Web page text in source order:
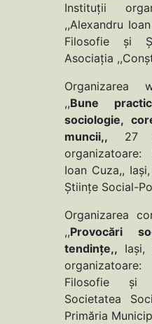
Instituţii
,,Alexandru
Filosofie şi
Asociația
Organizarea
,,Bune
sociologie,
muncii,, 27
organizatoare:
Ioan Cuza,,
Ştiinţe Social-
Organizarea
,,Provocări
tendințe,, Iași,
Filosofie și
Societatea
Primăria